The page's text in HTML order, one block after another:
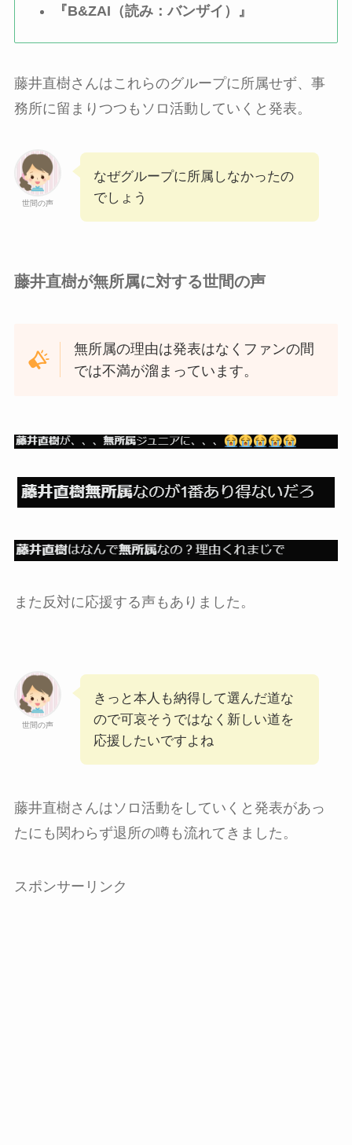
『B&ZAI（読み：バンザイ）』
藤井直樹さんはこれらのグループに所属せず、事
務所に留まりつつもソロ活動していくと発表。
世間の声
なぜグループに所属しなかったの
でしょう
藤井直樹が無所属に対する世間の声
無所属の理由は発表はなくファンの間
では不満が溜まっています。
また反対に応援する声もありました。
世間の声
きっと本人も納得して選んだ道な
ので可哀そうではなく新しい道を
応援したいですよね
藤井直樹さんはソロ活動をしていくと発表があっ
たにも関わらず退所の噂も流れてきました。
スポンサーリンク